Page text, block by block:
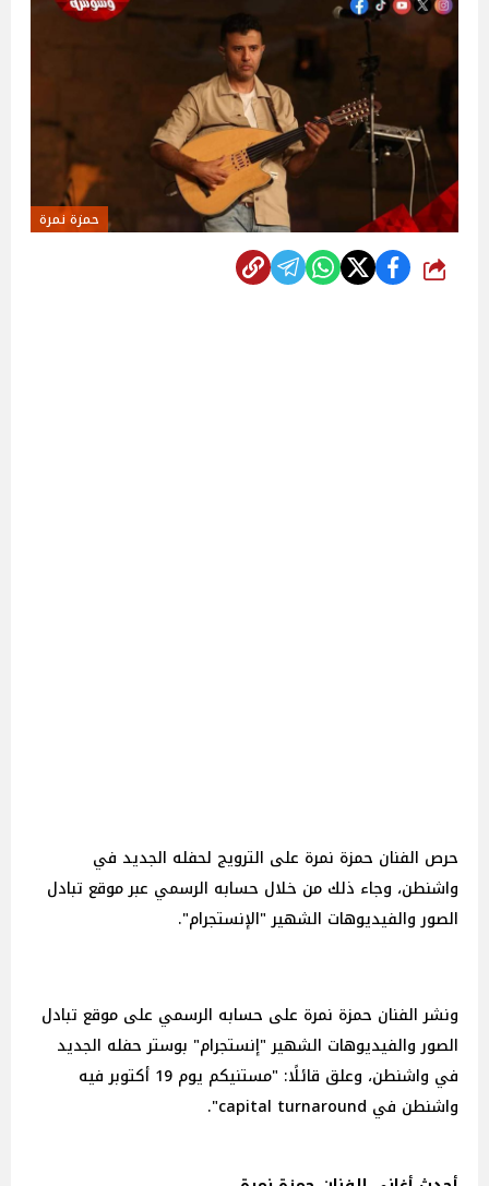
حمزة نمرة
شارك
حرص الفنان حمزة نمرة على الترويج لحفله الجديد في
واشنطن، وجاء ذلك من خلال حسابه الرسمي عبر موقع تبادل
الصور والفيديوهات الشهير "الإنستجرام".
ونشر الفنان حمزة نمرة على حسابه الرسمي على موقع تبادل
الصور والفيديوهات الشهير "إنستجرام" بوستر حفله الجديد
في واشنطن، وعلق قائلًا: "مستنيكم يوم 19 أكتوبر فيه
واشنطن في capital turnaround".